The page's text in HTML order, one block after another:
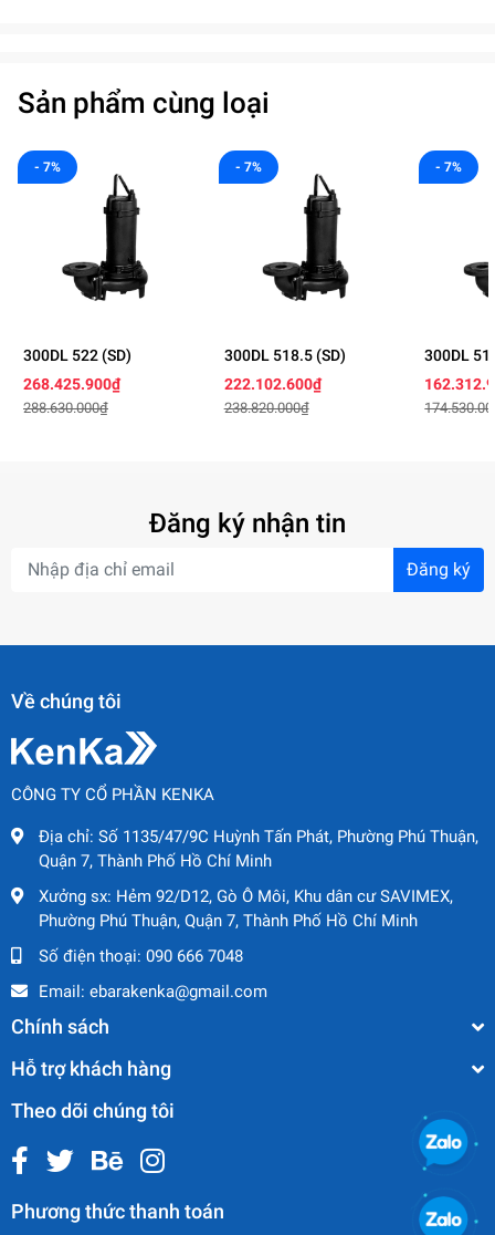
Sản phẩm cùng loại
- 7%
300DL 522 (SD)
268.425.900₫
288.630.000₫
- 7%
300DL 518.5 (SD)
222.102.600₫
238.820.000₫
- 7%
300DL
Đăng ký nhận tin
Đăng ký
Về chúng tôi
CÔNG TY CỔ PHẦN KENKA
Địa chỉ: Số 1135/47/9C Huỳnh Tấn Phát, Phường Phú Thuận,
Quận 7, Thành Phố Hồ Chí Minh
Xưởng sx: Hẻm 92/D12, Gò Ô Môi, Khu dân cư SAVIMEX,
Phường Phú Thuận, Quận 7, Thành Phố Hồ Chí Minh
Số điện thoại: 090 666 7048
Email: ebarakenka@gmail.com
Chính sách
Hỗ trợ khách hàng
Theo dõi chúng tôi
Phương thức thanh toán